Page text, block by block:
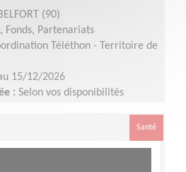
(90)
Fonds, Partenariats
Téléthon - Territoire de
15/12/2026
: Selon vos disponibilités
Santé